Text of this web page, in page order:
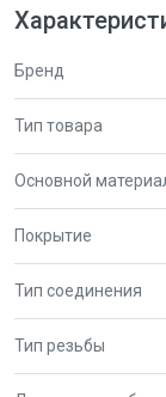
Бренд
Тип товара
Основной
Покрытие
Тип соединения
Тип резьбы